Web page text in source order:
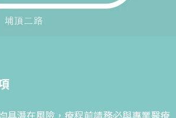
具潛在風險，療程前請務必與專業醫療